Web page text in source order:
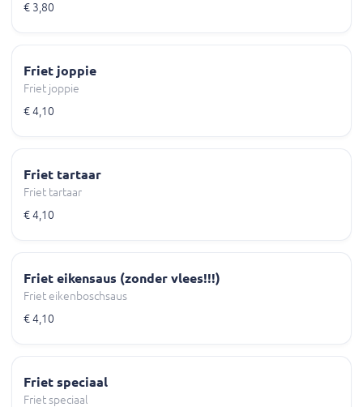
€ 3,80
Friet joppie
Friet joppie
€ 4,10
Friet tartaar
Friet tartaar
€ 4,10
Friet eikensaus (zonder vlees!!!)
Friet eikenboschsaus
€ 4,10
Friet speciaal
Friet speciaal